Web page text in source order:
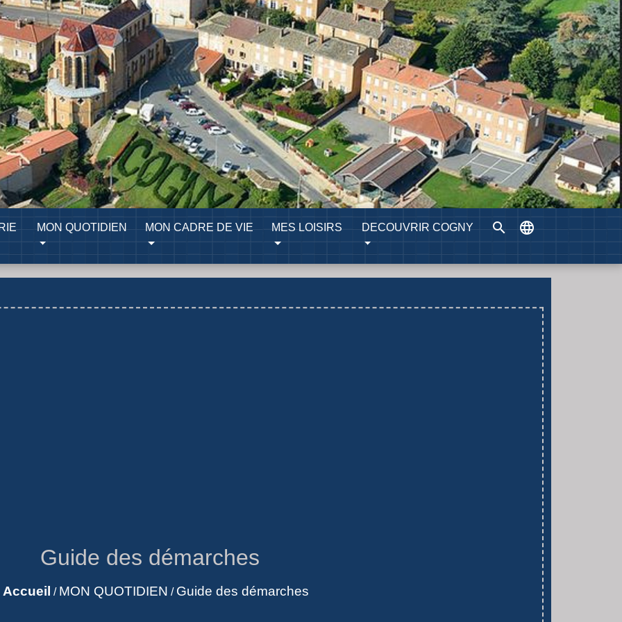
MON QUOTIDIEN MON CADRE DE VIE MES LOISIRS DECOUVRIR COGNY search language
Guide des démarches
Accueil / MON QUOTIDIEN / Guide des démarches